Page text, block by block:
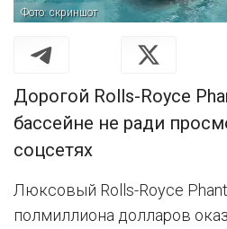
Фото: скриншот
Дорогой Rolls-Royce
бассейне не ради
соцсетях
Люксовый Rolls-Royce
полмиллиона долларов